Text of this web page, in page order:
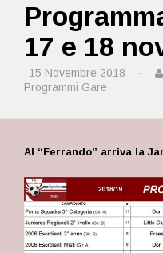
17 e 18
15 Novembre 2018 ·
Programmi Gare
Al “Ferrando” arriva la